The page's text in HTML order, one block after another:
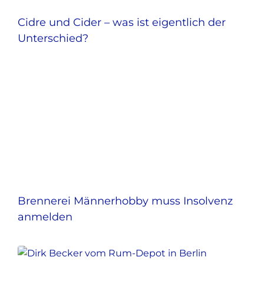
Cidre und Cider – was ist eigentlich der
Unterschied?
Brennerei Männerhobby muss Insolvenz
anmelden